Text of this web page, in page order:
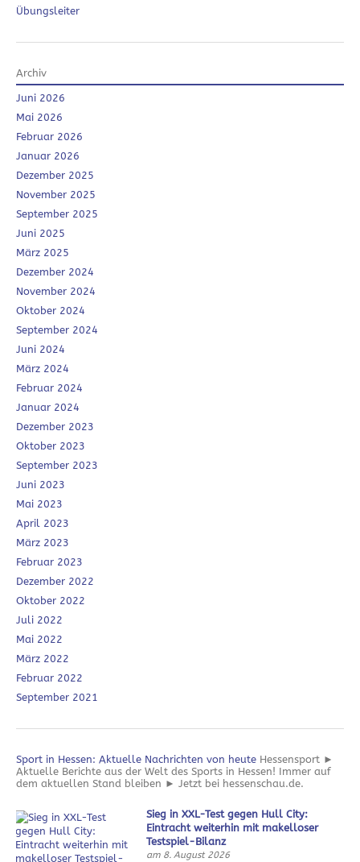
Übungsleiter
Archiv
Juni 2026
Mai 2026
Februar 2026
Januar 2026
Dezember 2025
November 2025
September 2025
Juni 2025
März 2025
Dezember 2024
November 2024
Oktober 2024
September 2024
Juni 2024
März 2024
Februar 2024
Januar 2024
Dezember 2023
Oktober 2023
September 2023
Juni 2023
Mai 2023
April 2023
März 2023
Februar 2023
Dezember 2022
Oktober 2022
Juli 2022
Mai 2022
März 2022
Februar 2022
September 2021
Sport in Hessen: Aktuelle Nachrichten von heute Hessensport ►
Aktuelle Berichte aus der Welt des Sports in Hessen! Immer auf
dem aktuellen Stand bleiben ► Jetzt bei hessenschau.de.
Sieg in XXL-Test gegen Hull City:
Eintracht weiterhin mit makelloser
Testspiel-Bilanz
am 8. August 2026